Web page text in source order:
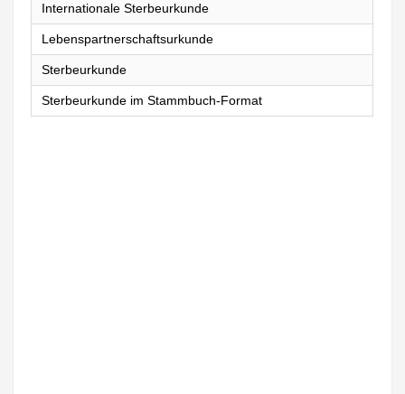
Internationale Sterbeurkunde
Lebenspartnerschaftsurkunde
Sterbeurkunde
Sterbeurkunde im Stammbuch-Format